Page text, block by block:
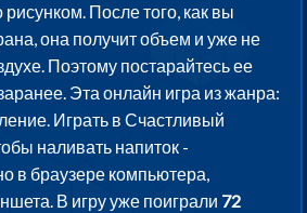
рисунком. После того, как вы
она получит объем и уже не
Поэтому постарайтесь ее
Эта онлайн игра из жанра:
Играть в Счастливый
наливать напиток -
в браузере компьютера,
В игру уже поиграли 72